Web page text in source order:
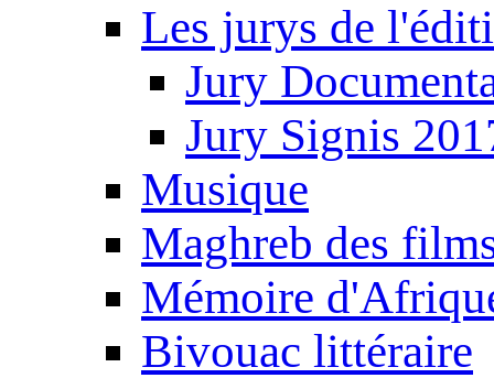
Les jurys de
Jury
Jury Signis
Musique
Maghreb des
Mémoire
Bivouac littéraire